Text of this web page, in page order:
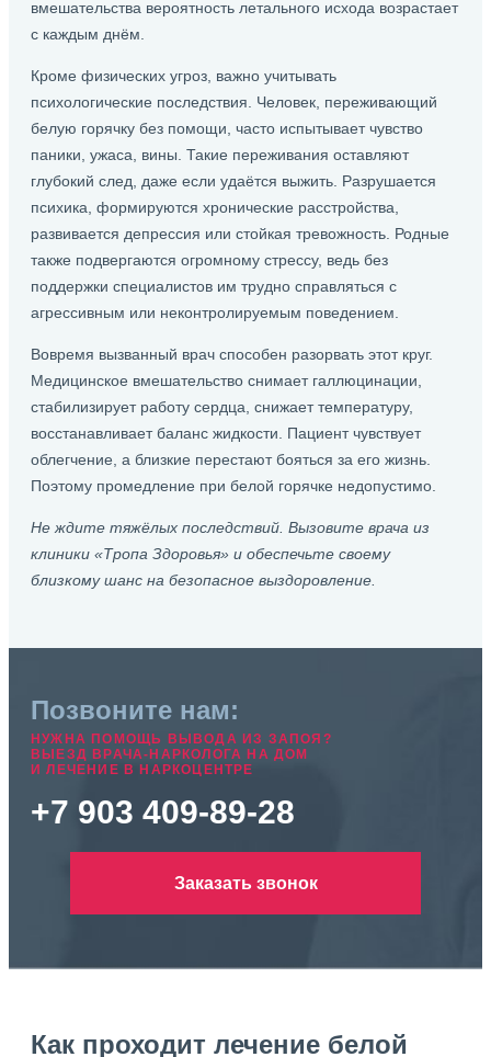
вмешательства вероятность летального исхода возрастает
с каждым днём.
Кроме физических угроз, важно учитывать
психологические последствия. Человек, переживающий
белую горячку без помощи, часто испытывает чувство
паники, ужаса, вины. Такие переживания оставляют
глубокий след, даже если удаётся выжить. Разрушается
психика, формируются хронические расстройства,
развивается депрессия или стойкая тревожность. Родные
также подвергаются огромному стрессу, ведь без
поддержки специалистов им трудно справляться с
агрессивным или неконтролируемым поведением.
Вовремя вызванный врач способен разорвать этот круг.
Медицинское вмешательство снимает галлюцинации,
стабилизирует работу сердца, снижает температуру,
восстанавливает баланс жидкости. Пациент чувствует
облегчение, а близкие перестают бояться за его жизнь.
Поэтому промедление при белой горячке недопустимо.
Не ждите тяжёлых последствий. Вызовите врача из
клиники «Тропа Здоровья» и обеспечьте своему
близкому шанс на безопасное выздоровление.
Позвоните нам:
НУЖНА ПОМОЩЬ ВЫВОДА ИЗ ЗАПОЯ?
ВЫЕЗД ВРАЧА-НАРКОЛОГА НА ДОМ
И ЛЕЧЕНИЕ В НАРКОЦЕНТРЕ
+7 903 409-89-28
Заказать звонок
Как проходит лечение белой